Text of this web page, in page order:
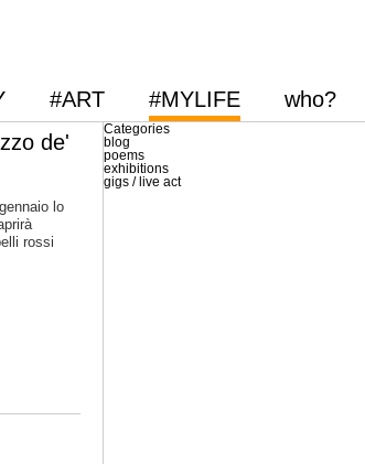
#ART #MYLIFE who?
de'
lo
rossi
Categories
blog
poems
exhibitions
gigs / live act